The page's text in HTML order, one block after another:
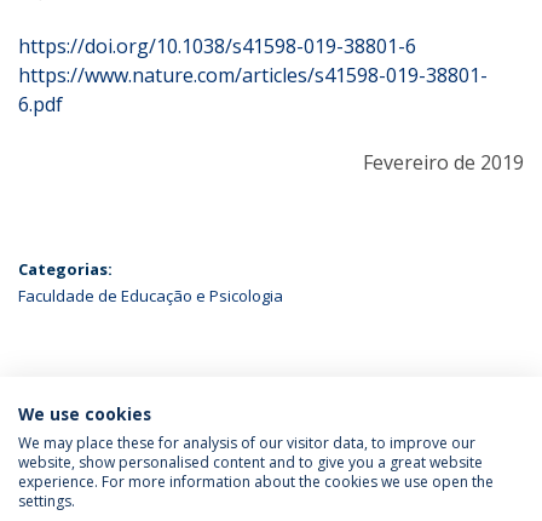
https://doi.org/10.1038/s41598-019-38801-6
https://www.nature.com/articles/s41598-019-38801-
6.pdf
Fevereiro de 2019
Categorias:
Faculdade de Educação e Psicologia
ÚLTIMAS NOTÍCIAS
Política de Privacidade
Termos & Condições
We use cookies
We may place these for analysis of our visitor data, to improve our
website, show personalised content and to give you a great website
experience. For more information about the cookies we use open the
settings.